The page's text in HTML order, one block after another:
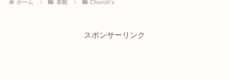
ホーム 革靴 Church's
スポンサーリンク